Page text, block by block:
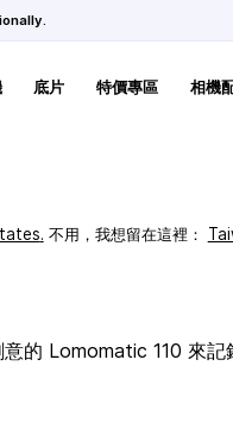
底片 特價專區 相機
. 不用，我想留在這裡：
的 Lomomatic 110 來記